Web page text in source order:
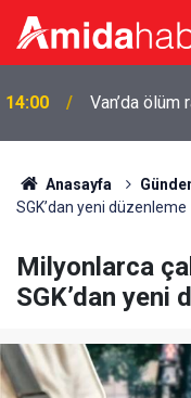
14:00 Van’da ölüm
Anasayfa
SGK’dan yeni düzenleme
Milyonlarca
SGK’dan yeni